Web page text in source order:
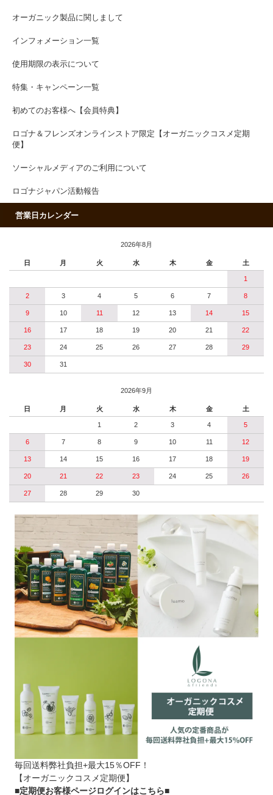
オーガニック製品に関しまして
インフォメーション一覧
使用期限の表示について
特集・キャンペーン一覧
初めてのお客様へ【会員特典】
ロゴナ＆フレンズオンラインストア限定【オーガニックコスメ定期
便】
ソーシャルメディアのご利用について
ロゴナジャパン活動報告
営業日カレンダー
2026年8月
日 月 火 水 木 金 土
1
2 3 4 5 6 7 8
9 10 11 12 13 14 15
16 17 18 19 20 21 22
23 24 25 26 27 28 29
30 31
2026年9月
日 月 火 水 木 金 土
1 2 3 4 5
6 7 8 9 10 11 12
13 14 15 16 17 18 19
20 21 22 23 24 25 26
27 28 29 30
毎回送料弊社負担+最大15％OFF！
【オーガニックコスメ定期便】
■定期便お客様ページログインはこちら■